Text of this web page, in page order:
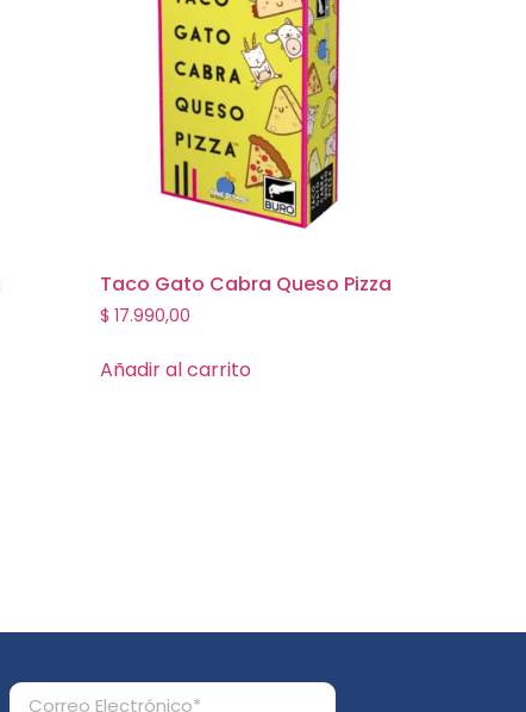
Taco Gato Cabra Queso Pizza
$ 17.990,00
Añadir al carrito